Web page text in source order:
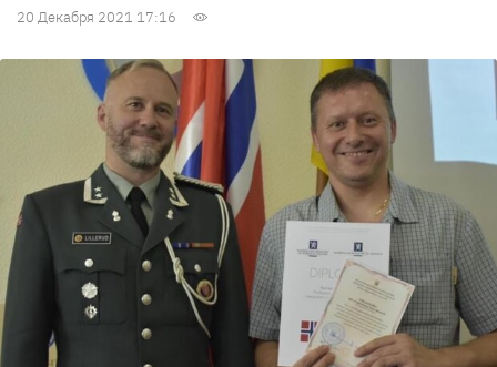
20 Декабря 2021 17:16